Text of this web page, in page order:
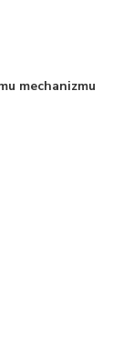
mechanizmu